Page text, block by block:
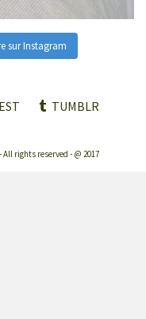
sur Instagram
TUMBLR
rights reserved - @ 2017